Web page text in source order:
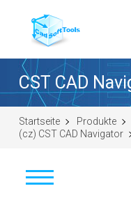
CST CAD
Startseite Produkte
(cz) CST CAD Navigator